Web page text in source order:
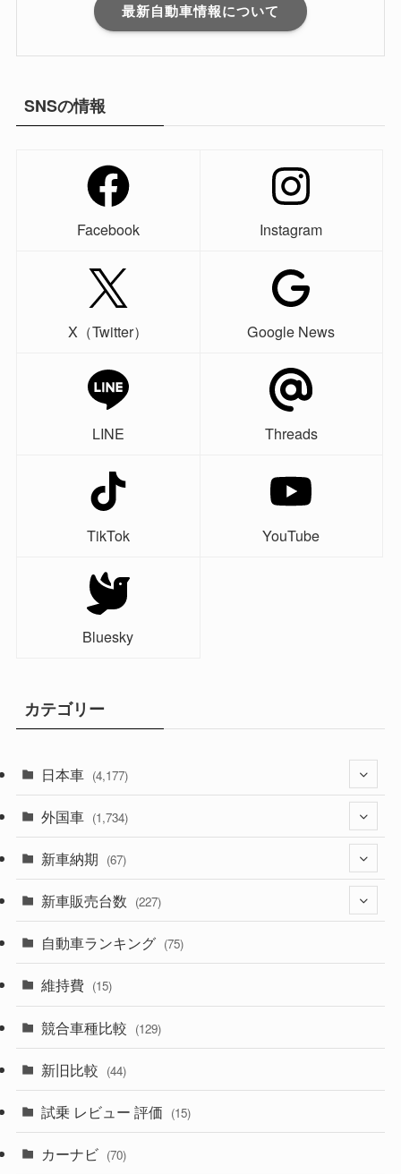
最新自動車情報について
SNSの情報
Facebook Instagram
X（Twitter） Google News
LINE Threads
TikTok YouTube
Bluesky
カテゴリー
日本車 (4,177)
(1,323)
(330)
(526)
(357)
(328)
(194)
(230)
(253)
外国車 (1,734)
(242)
(85)
(84)
(14)
(222)
(50)
(58)
新車納期 (67)
(28)
(8)
(3)
(3)
(5)
(1)
新車販売台数 (227)
(21)
(5)
(7)
(5)
自動車ランキング (75)
維持費 (15)
競合車種比較 (129)
新旧比較 (44)
試乗 レビュー 評価 (15)
カーナビ (70)